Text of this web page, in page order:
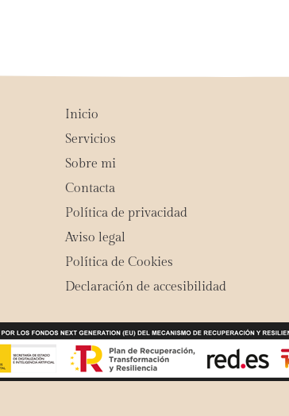
Inicio
Servicios
Sobre mi
Contacta
Política de privacidad
Aviso legal
Política de Cookies
Declaración de accesibilidad